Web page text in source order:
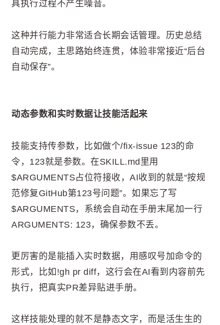
具执行过程不产生噪音。
这种并行能力非常适合长期会话管理。历史总结
自动完成，主思路始终连贯，体验非常接近“后台
自动保存”。
动态参数和实时数据让技能活起来
技能支持传参数，比如做个/fix-issue 123的命
令，123就是参数。在SKILL.md里用
$ARGUMENTS占位符接收，AI收到的就是“按规
范修复GitHub第123号问题”。如果忘了写
$ARGUMENTS，系统会自动在手册末尾加一行
ARGUMENTS: 123，确保参数不丢。
更厉害的是能插入实时数据，用感叹号加命令的
形式，比如!gh pr diff，这行会在AI看到内容前先
执行，把真实PR差异贴进手册。
这样技能处理的就不是静态文字，而是活生生的